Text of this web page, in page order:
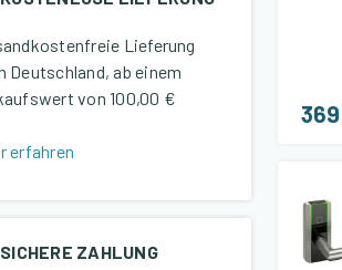
Lieferung
Deutschland, ab einem
von 100,00 €
erfahren
SICHERE ZAHLUNG